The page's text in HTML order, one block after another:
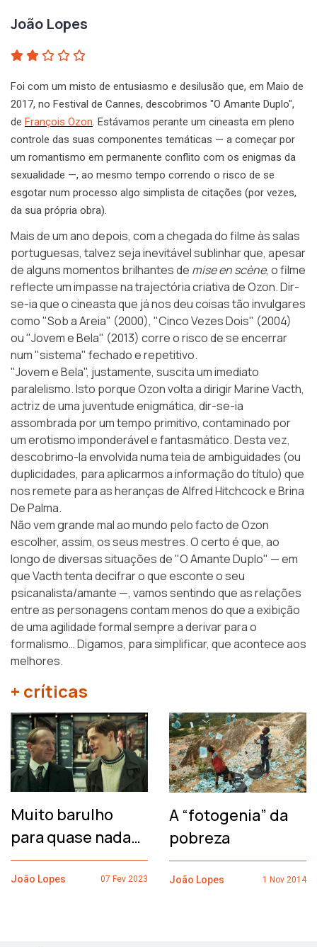
João Lopes
Foi com um misto de entusiasmo e desilusão que, em Maio de
2017, no Festival de Cannes, descobrimos "O Amante Duplo",
de François Ozon. Estávamos perante um cineasta em pleno
controle das suas componentes temáticas — a começar por
um romantismo em permanente conflito com os enigmas da
sexualidade —, ao mesmo tempo correndo o risco de se
esgotar num processo algo simplista de citações (por vezes,
da sua própria obra).
Mais de um ano depois, com a chegada do filme às salas
portuguesas, talvez seja inevitável sublinhar que, apesar
de alguns momentos brilhantes de mise en scène, o filme
reflecte um impasse na trajectória criativa de Ozon. Dir-
se-ia que o cineasta que já nos deu coisas tão invulgares
como "Sob a Areia" (2000), "Cinco Vezes Dois" (2004)
ou "Jovem e Bela" (2013) corre o risco de se encerrar
num "sistema" fechado e repetitivo.
"Jovem e Bela", justamente, suscita um imediato
paralelismo. Isto porque Ozon volta a dirigir Marine Vacth,
actriz de uma juventude enigmática, dir-se-ia
assombrada por um tempo primitivo, contaminado por
um erotismo imponderável e fantasmático. Desta vez,
descobrimo-la envolvida numa teia de ambiguidades (ou
duplicidades, para aplicarmos a informação do título) que
nos remete para as heranças de Alfred Hitchcock e Brina
De Palma.
Não vem grande mal ao mundo pelo facto de Ozon
escolher, assim, os seus mestres. O certo é que, ao
longo de diversas situações de"O Amante Duplo" — em
que Vacth tenta decifrar o que esconte o seu
psicanalista/amante —, vamos sentindo que as relações
entre as personagens contam menos do que a exibição
de uma agilidade formal sempre a derivar para o
formalismo… Digamos, para simplificar, que acontece aos
melhores.
+ críticas
Muito barulho
para quase nada…
João Lopes 07 Fev 2023
A “fotogenia” da
pobreza
João Lopes 1 Nov 2014